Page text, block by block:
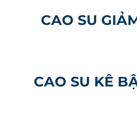
CAO SU
CAO SU KÊ